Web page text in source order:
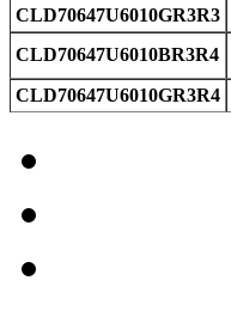
CLD70647U6010GR3R3
CLD70647U6010BR3R4
CLD70647U6010GR3R4